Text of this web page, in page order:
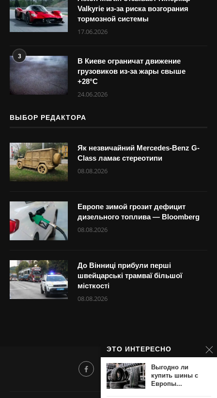
Valkyrie из-за риска возгорания
тормозной системы
17.06.2026
3
В Киеве ограничат движение
грузовиков из-за жары свыше
+28°С
24.06.2026
ВЫБОР РЕДАКТОРА
Як незвичайний Mercedes-Benz G-
Class ламає стереотипи
08.08.2026
Европе зимой грозит дефицит
дизельного топлива — Bloomberg
08.08.2026
До Вінниці прибули перші
швейцарські трамваї більшої
місткості
08.08.2026
ЭТО ИНТЕРЕСНО
Выгодно ли
купить шины с
Европы...